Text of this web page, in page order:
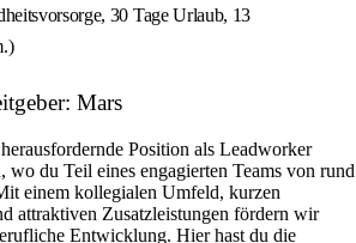
30 Tage Urlaub, 13
Mars
Position als Leadworker
wo du Teil eines engagierten Teams von rund
einem kollegialen Umfeld, kurzen
attraktiven Zusatzleistungen fördern wir
Entwicklung. Hier hast du die